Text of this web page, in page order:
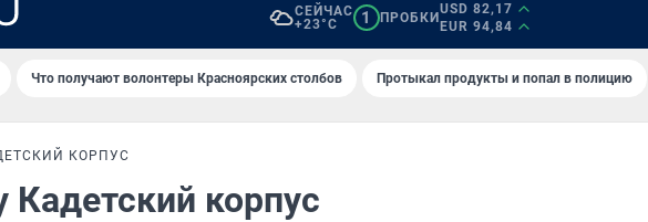
СЕЙЧАС
+23°C
1 ПРОБКИ
USD 82,17
EUR 94,84
Что получают волонтеры Красноярских столбов Протыкал продукты и попал в полицию
КОРПУС
Кадетский корпус